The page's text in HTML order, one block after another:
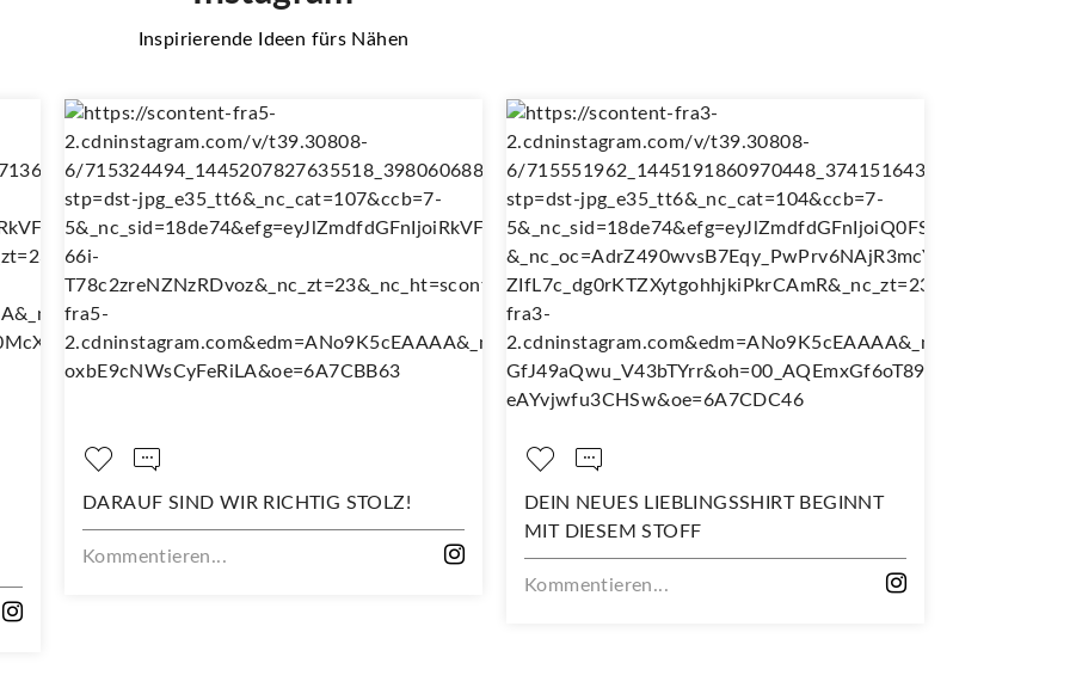
Inspirierende Ideen fürs Nähen
WIR RICHTIG STOLZ!
DEIN NEUES LIEBLINGSSHIRT BEGINNT
MIT DIESEM STOFF
NÄH DIR DEINEN EIGENEN
Kommentieren...